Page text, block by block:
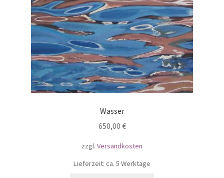
Wasser
650,00 €
zzgl. Versandkosten
Lieferzeit: ca. 5 Werktage